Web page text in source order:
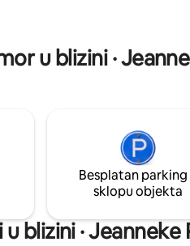
u blizini ·
Besplatan parking
sklopu objekta
blizini · Jeanneke